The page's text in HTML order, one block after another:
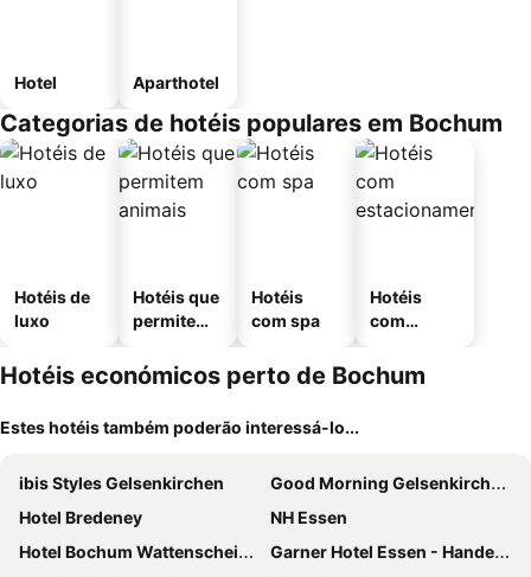
Hotel Aparthotel
Categorias de hotéis populares em Bochum
Hotéis de
luxo
Hotéis que
permitem
Hotéis
com spa
Hotéis
com
mento
Hotéis económicos perto de Bochum
Estes hotéis também poderão interessá-lo...
ibis Styles Gelsenkirchen
Good Morning Gelsenkirchen City
Hotel Bredeney
NH Essen
Hotel Bochum Wattenscheid Affiliated by Meliá
Garner Hotel Essen - Handelshof By Ihg